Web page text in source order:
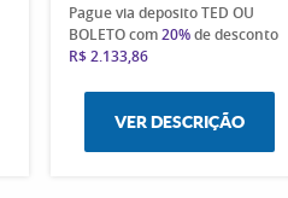
Pague via deposito TED OU
BOLETO com20%de desconto
R$ 2.133,86
VER DESCRIÇÃO